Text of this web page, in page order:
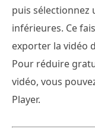
puis sélectionnez
inférieures. Ce
exporter la vidéo
Pour réduire
vidéo, vous
Player.